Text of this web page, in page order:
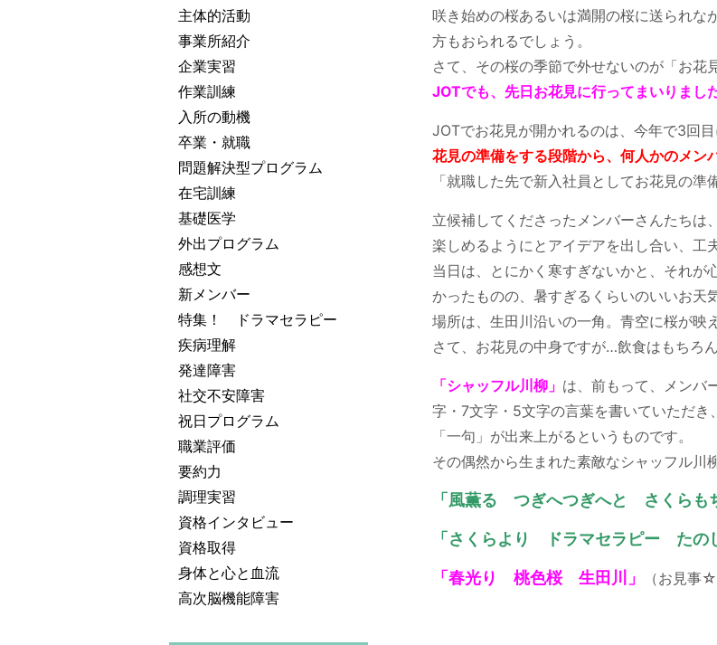
主体的活動
事業所紹介
企業実習
作業訓練
入所の動機
卒業・就職
問題解決型プログラム
在宅訓練
基礎医学
外出プログラム
感想文
新メンバー
特集！ ドラマセラピー
疾病理解
発達障害
社交不安障害
祝日プログラム
職業評価
要約力
調理実習
資格インタビュー
資格取得
身体と心と血流
高次脳機能障害
咲き始めの桜あるいは満開の桜に送られ
方もおられるでしょう。
さて、その桜の季節で外せないのが「お
JOTでも、先日お花見に行ってまいりまし
JOTでお花見が開かれるのは、今年で3回
花見の準備をする段階から、何人かのメン
「就職した先で新入社員としてお花見の準
立候補してくださったメンバーさんたち
楽しめるようにとアイデアを出し合い、工
当日は、とにかく寒すぎないかと、それが
かったものの、暑すぎるくらいのいいお天
場所は、生田川沿いの一角。青空に桜が映
さて、お花見の中身ですが…飲食はもちろん
「シャッフル川柳」 は、前もって、メンバ
字・7文字・5文字の言葉を書いていただ
「一句」が出来上がるというものです。
その偶然から生まれた素敵なシャッフル
「風薫る つぎへつぎへと さくらも
「さくらより ドラマセラピー たの
「春光り 桃色桜 生田川」 （お見事☆